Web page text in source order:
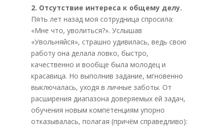
2. Отсутствие интереса к общему делу.
Пять лет назад моя сотрудница спросила:
«Мне что, уволиться?». Услышав
«Увольняйся», страшно удивилась, ведь свою
работу она делала ловко, быстро,
качественно и вообще была молодец и
красавица. Но выполнив задание, мгновенно
выключалась, уходя в личные заботы. От
расширения диапазона доверяемых ей задач,
обучения новым компетенциям упорно
отказывалась, полагая (причём справедливо):